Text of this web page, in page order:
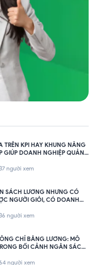
KPI HAY KHUNG NĂNG
GIÚP DOANH NGHIỆP QUẢN
người xem
SÁCH LƯƠNG NHƯNG CÓ
NGƯỜI GIỎI, CÓ DOANH
người xem
CHỈ BẰNG LƯƠNG: MÔ
BỐI CẢNH NGÂN SÁCH
người xem